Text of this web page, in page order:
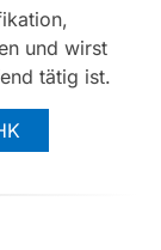
und wirst
tätig ist.